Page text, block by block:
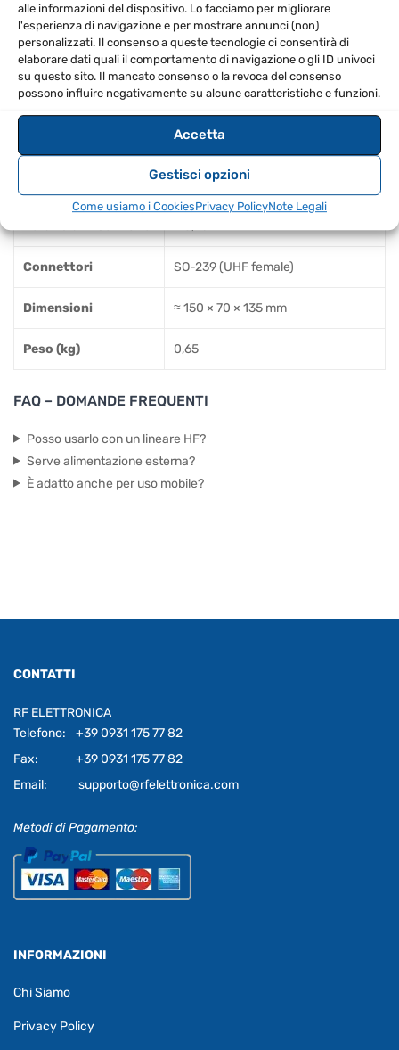
alle informazioni del dispositivo. Lo facciamo per migliorare
l'esperienza di navigazione e per mostrare annunci (non)
personalizzati. Il consenso a queste tecnologie ci consentirà di
elaborare dati quali il comportamento di navigazione o gli ID univoci
su questo sito. Il mancato consenso o la revoca del consenso
possono influire negativamente su alcune caratteristiche e funzioni.
Accetta
Gestisci opzioni
Come usiamo i CookiesPrivacy PolicyNote Legali
SPECIFICHE TECNICHE
Gamma di frequenza 1,8 – 160 MHz + 140 – 525 MHz
Portate di potenza
±10% (F.S.)
50 Ω
Connettori SO-239 (UHF female)
Dimensioni ≈ 150 × 70 × 135 mm
Peso (kg) 0,65
FAQ – DOMANDE FREQUENTI
Posso usarlo con un lineare HF?
Serve alimentazione esterna?
È adatto anche per uso mobile?
CONTATTI
RF ELETTRONICA
Telefono:
+39 0931 175 77 82
Fax:
+39 0931 175 77 82
Email:
supporto@rfelettronica.com
Metodi di Pagamento:
INFORMAZIONI
Chi Siamo
Privacy Policy